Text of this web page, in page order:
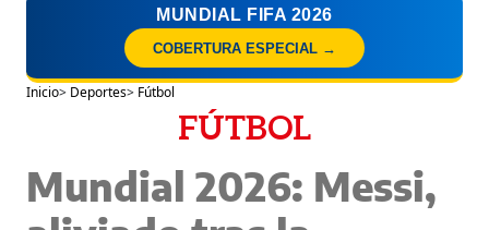
MUNDIAL FIFA 2026
COBERTURA ESPECIAL →
Inicio> Deportes> Fútbol
FÚTBOL
Mundial 2026: Messi,